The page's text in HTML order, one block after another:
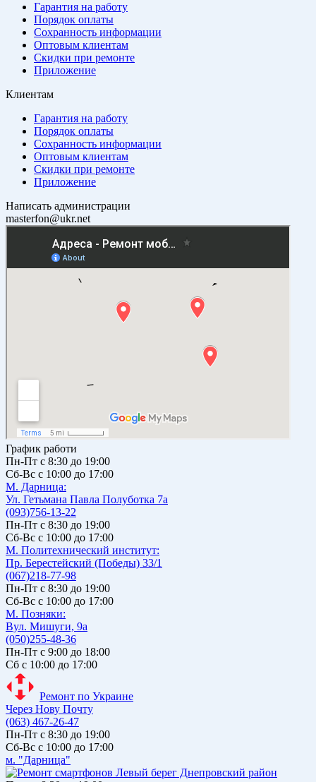
Гарантия на работу
Порядок оплаты
Сохранность информации
Оптовым клиентам
Скидки при ремонте
Приложение
Клиентам
Гарантия на работу
Порядок оплаты
Сохранность информации
Оптовым клиентам
Скидки при ремонте
Приложение
Написать администрации
masterfon@ukr.net
График работи
Пн-Пт с 8:30 до 19:00
Сб-Вс с 10:00 до 17:00
М. Дарницa:
Ул. Гетьмана Павла Полуботка 7а
(093)756-13-22
Пн-Пт с 8:30 до 19:00
Сб-Вс с 10:00 до 17:00
М. Политехнический институт:
Пр. Берестейский (Победы) 33/1
(067)218-77-98
Пн-Пт с 8:30 до 19:00
Сб-Вс с 10:00 до 17:00
М. Позняки:
Вул. Мишуги, 9а
(050)255-48-36
Пн-Пт с 9:00 до 18:00
Сб с 10:00 до 17:00
Ремонт по Украине
Через Нову Почту
(063) 467-26-47
Пн-Пт с 8:30 до 19:00
Сб-Вс с 10:00 до 17:00
м. "Дарница"